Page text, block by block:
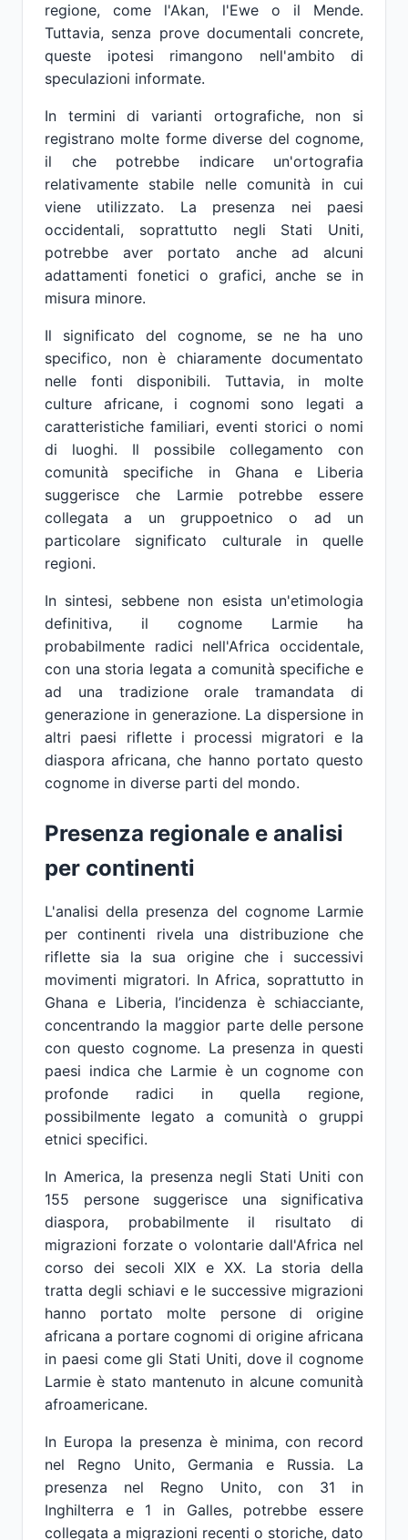
regione, come l'Akan, l'Ewe o il Mende.
Tuttavia, senza prove documentali concrete,
queste ipotesi rimangono nell'ambito di
speculazioni informate.
In termini di varianti ortografiche, non si
registrano molte forme diverse del cognome,
il che potrebbe indicare un'ortografia
relativamente stabile nelle comunità in cui
viene utilizzato. La presenza nei paesi
occidentali, soprattutto negli Stati Uniti,
potrebbe aver portato anche ad alcuni
adattamenti fonetici o grafici, anche se in
misura minore.
Il significato del cognome, se ne ha uno
specifico, non è chiaramente documentato
nelle fonti disponibili. Tuttavia, in molte
culture africane, i cognomi sono legati a
caratteristiche familiari, eventi storici o nomi
di luoghi. Il possibile collegamento con
comunità specifiche in Ghana e Liberia
suggerisce che Larmie potrebbe essere
collegata a un gruppoetnico o ad un
particolare significato culturale in quelle
regioni.
In sintesi, sebbene non esista un'etimologia
definitiva, il cognome Larmie ha
probabilmente radici nell'Africa occidentale,
con una storia legata a comunità specifiche e
ad una tradizione orale tramandata di
generazione in generazione. La dispersione in
altri paesi riflette i processi migratori e la
diaspora africana, che hanno portato questo
cognome in diverse parti del mondo.
Presenza regionale e analisi
per continenti
L'analisi della presenza del cognome Larmie
per continenti rivela una distribuzione che
riflette sia la sua origine che i successivi
movimenti migratori. In Africa, soprattutto in
Ghana e Liberia, l’incidenza è schiacciante,
concentrando la maggior parte delle persone
con questo cognome. La presenza in questi
paesi indica che Larmie è un cognome con
profonde radici in quella regione,
possibilmente legato a comunità o gruppi
etnici specifici.
In America, la presenza negli Stati Uniti con
155 persone suggerisce una significativa
diaspora, probabilmente il risultato di
migrazioni forzate o volontarie dall'Africa nel
corso dei secoli XIX e XX. La storia della
tratta degli schiavi e le successive migrazioni
hanno portato molte persone di origine
africana a portare cognomi di origine africana
in paesi come gli Stati Uniti, dove il cognome
Larmie è stato mantenuto in alcune comunità
afroamericane.
In Europa la presenza è minima, con record
nel Regno Unito, Germania e Russia. La
presenza nel Regno Unito, con 31 in
Inghilterra e 1 in Galles, potrebbe essere
collegata a migrazioni recenti o storiche, dato